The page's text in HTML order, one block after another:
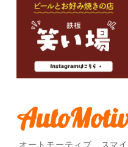
オートモーティブ スマ